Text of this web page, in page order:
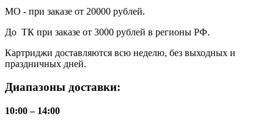
МО - при заказе от 20000 рублей.
До ТК при заказе от 3000 рублей в регионы РФ.
Картриджи доставляются всю неделю, без выходных и
праздничных дней.
Диапазоны доставки:
10:00 – 14:00